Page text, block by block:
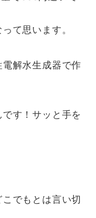
て思います。
解水生成器で作
す！サッと手を
でもとは言い切